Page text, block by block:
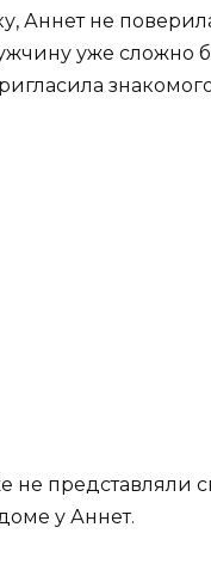
Аннет не
уже сложно
не представляли
у Аннет.